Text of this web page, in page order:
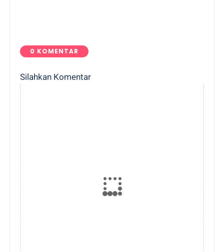
0 KOMENTAR
Silahkan Komentar